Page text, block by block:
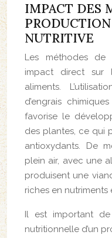
IMPACT DES
NUTRITIVE
Les méthodes de
impact direct sur
aliments.
d’engrais
favorise le
des plantes, ce qui
antioxydants. De
plein air, avec une
produisent une
riches en nutriments
Il est important
nutritionnelle d’un